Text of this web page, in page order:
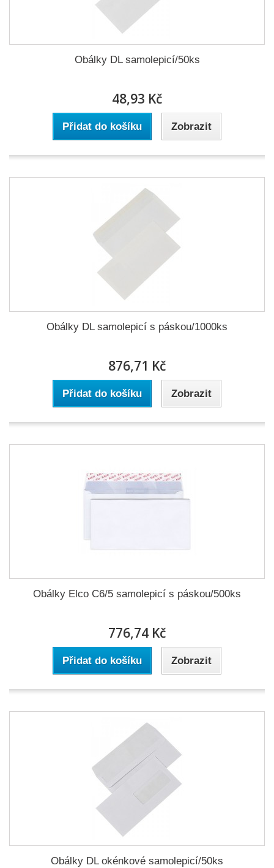
Obálky DL samolepicí/50ks
48,93 Kč
Přidat do košíku Zobrazit
Obálky DL samolepicí s páskou/1000ks
876,71 Kč
Přidat do košíku Zobrazit
Obálky Elco C6/5 samolepicí s páskou/500ks
776,74 Kč
Přidat do košíku Zobrazit
Obálky DL okénkové samolepicí/50ks